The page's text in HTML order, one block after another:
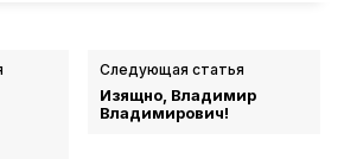
Следующая статья
Изящно, Владимир
Владимирович!